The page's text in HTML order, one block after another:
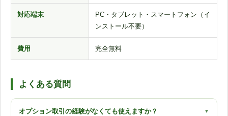
対応端末
PC・タブレット・スマートフォン（イ
ンストール不要）
費用 完全無料
よくある質問
オプション取引の経験がなくても使えますか？